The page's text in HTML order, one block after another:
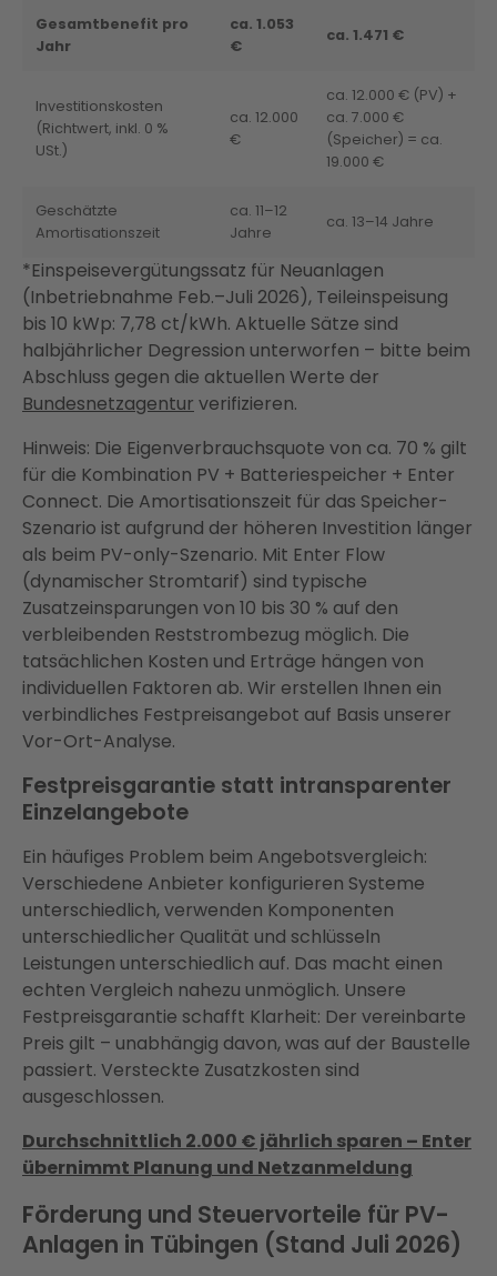
Gesamtbenefit pro
Jahr
ca. 1.053
€
ca. 1.471 €
Investitionskosten
(Richtwert, inkl. 0 %
USt.)
ca. 12.000
€
ca. 12.000 € (PV) +
ca. 7.000 €
(Speicher) = ca.
19.000 €
Geschätzte
Amortisationszeit
ca. 11–12
Jahre
ca. 13–14 Jahre
*Einspeisevergütungssatz für Neuanlagen
(Inbetriebnahme Feb.–Juli 2026), Teileinspeisung
bis 10 kWp: 7,78 ct/kWh. Aktuelle Sätze sind
halbjährlicher Degression unterworfen – bitte beim
Abschluss gegen die aktuellen Werte der
Bundesnetzagentur verifizieren.
Hinweis: Die Eigenverbrauchsquote von ca. 70 % gilt
für die Kombination PV + Batteriespeicher + Enter
Connect. Die Amortisationszeit für das Speicher-
Szenario ist aufgrund der höheren Investition länger
als beim PV-only-Szenario. Mit Enter Flow
(dynamischer Stromtarif) sind typische
Zusatzeinsparungen von 10 bis 30 % auf den
verbleibenden Reststrombezug möglich. Die
tatsächlichen Kosten und Erträge hängen von
individuellen Faktoren ab. Wir erstellen Ihnen ein
verbindliches Festpreisangebot auf Basis unserer
Vor-Ort-Analyse.
Festpreisgarantie statt intransparenter
Einzelangebote
Ein häufiges Problem beim Angebotsvergleich:
Verschiedene Anbieter konfigurieren Systeme
unterschiedlich, verwenden Komponenten
unterschiedlicher Qualität und schlüsseln
Leistungen unterschiedlich auf. Das macht einen
echten Vergleich nahezu unmöglich. Unsere
Festpreisgarantie schafft Klarheit: Der vereinbarte
Preis gilt – unabhängig davon, was auf der Baustelle
passiert. Versteckte Zusatzkosten sind
ausgeschlossen.
Durchschnittlich 2.000 € jährlich sparen – Enter
übernimmt Planung und Netzanmeldung
Förderung und Steuervorteile für PV-
Anlagen in Tübingen (Stand Juli 2026)